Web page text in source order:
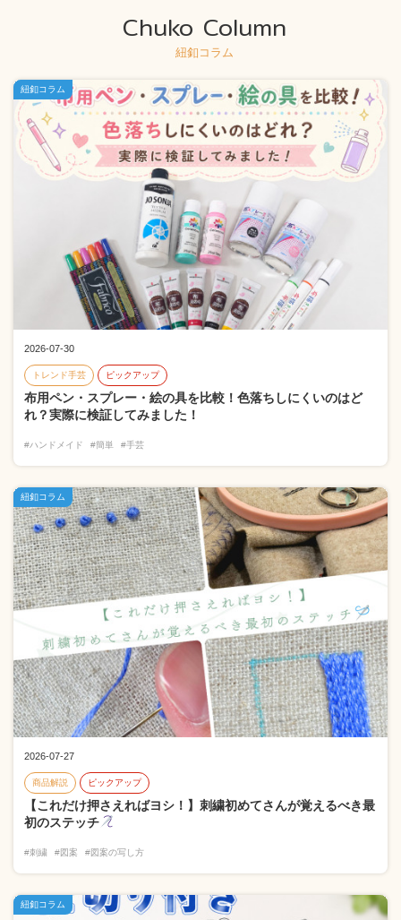
Chuko Column
紐釦コラム
2026-07-30
トレンド手芸 ピックアップ
布用ペン・スプレー・絵の具を比較！色落ちしにくいのはど
れ？実際に検証してみました！
#ハンドメイド #簡単 #手芸
紐釦コラム
2026-07-27
商品解説 ピックアップ
【これだけ押さえればヨシ！】刺繍初めてさんが覚えるべき最
初のステッチ
#刺繍 #図案 #図案の写し方
紐釦コラム
紐釦コラム